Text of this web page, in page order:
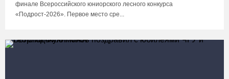
финале Всероссийского юниорского лесного конкурса
«Подрост-2026». Первое место сре...